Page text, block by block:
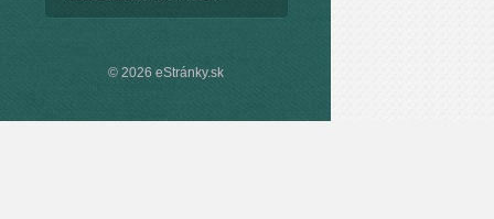
© 2026 eStránky.sk